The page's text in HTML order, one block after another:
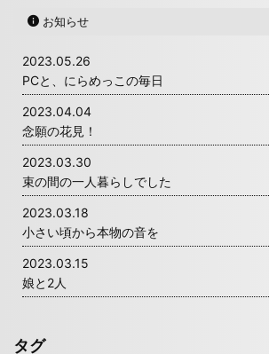
お知らせ
2023.05.26
PCと、にらめっこの毎日
2023.04.04
念願の花見！
2023.03.30
束の間の一人暮らしでした
2023.03.18
小さい頃から本物の音を
2023.03.15
娘と2人
タグ